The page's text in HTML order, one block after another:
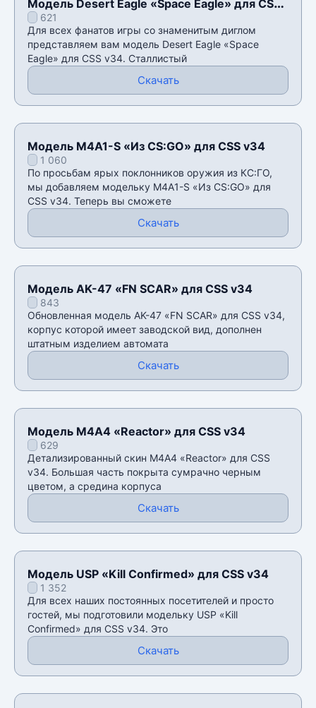
Модель Desert Eagle «Space Eagle» для CSS
v34621
Для всех фанатов игры со знаменитым диглом
представляем вам модель Desert Eagle «Space
Eagle» для CSS v34. Сталлистый
Скачать
Модель M4A1-S «Из CS:GO» для CSS v34
1 060
По просьбам ярых поклонников оружия из КС:ГО,
мы добавляем модельку M4A1-S «Из CS:GO» для
CSS v34. Теперь вы сможете
Скачать
Модель AK-47 «FN SCAR» для CSS v34
843
Обновленная модель AK-47 «FN SCAR» для CSS v34,
корпус которой имеет заводской вид, дополнен
штатным изделием автомата
Скачать
Модель М4А4 «Reactor» для CSS v34
629
Детализированный скин М4А4 «Reactor» для CSS
v34. Большая часть покрыта сумрачно черным
цветом, а средина корпуса
Скачать
Модель USP «Kill Confirmed» для CSS v34
1 352
Для всех наших постоянных посетителей и просто
гостей, мы подготовили модельку USP «Kill
Confirmed» для CSS v34. Это
Скачать